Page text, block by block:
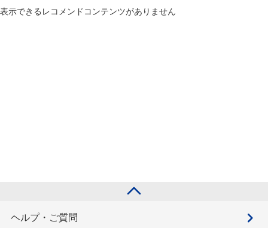
表示できるレコメンドコンテンツがありません
ヘルプ・ご質問